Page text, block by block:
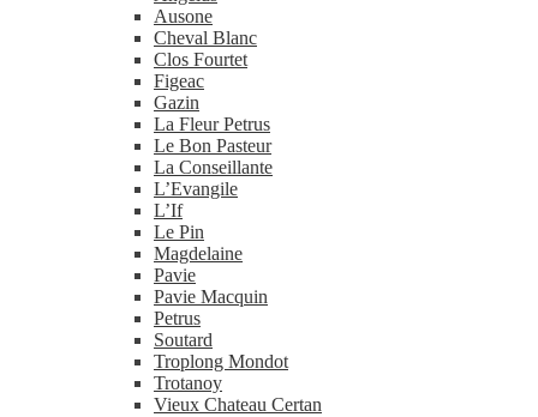
Ausone
Cheval Blanc
Clos Fourtet
Figeac
Gazin
La Fleur Petrus
Le Bon Pasteur
La Conseillante
L’Evangile
L’If
Le Pin
Magdelaine
Pavie
Pavie Macquin
Petrus
Soutard
Troplong Mondot
Trotanoy
Vieux Chateau Certan